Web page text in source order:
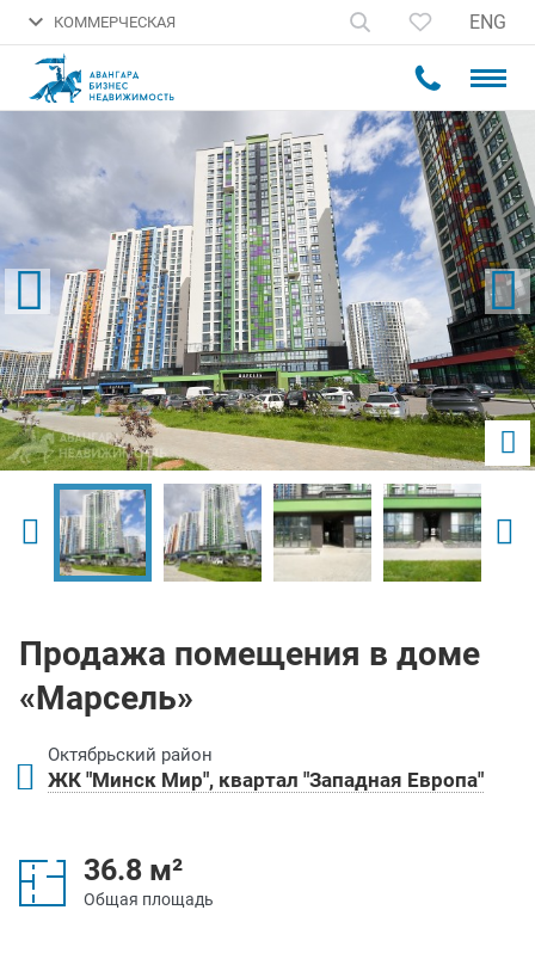
КОММЕРЧЕСКАЯ ENG
Продажа помещения в доме
«Марсель»
Октябрьский район
ЖК "Минск Мир", квартал "Западная Европа"
36.8 м²
Общая площадь